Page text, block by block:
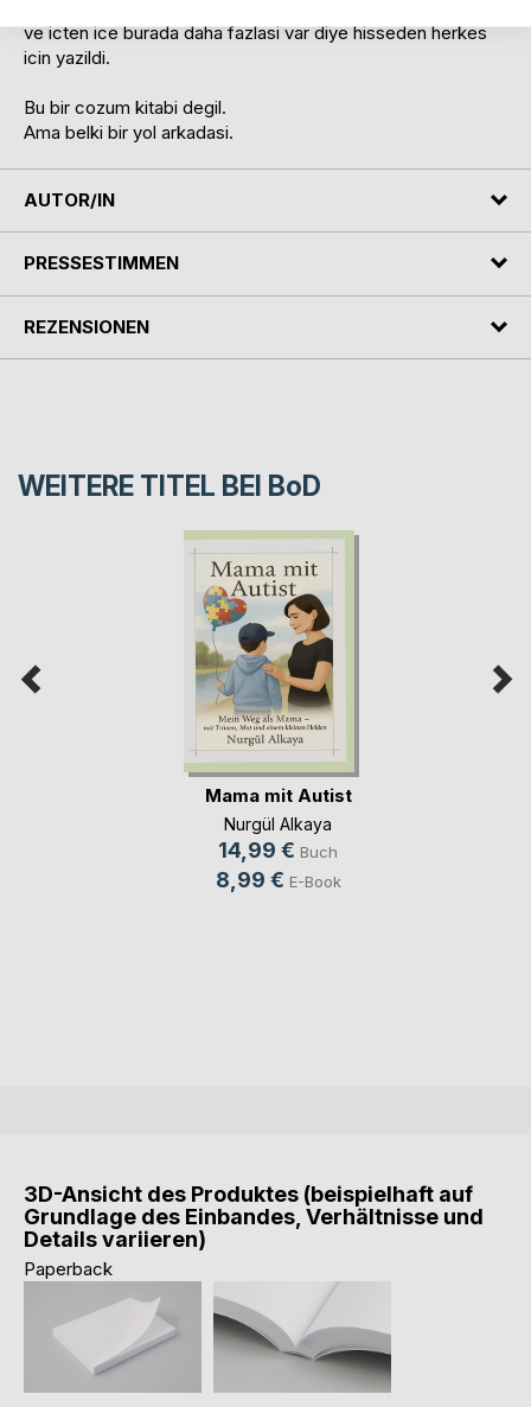
ve icten ice burada daha fazlasi var diye hisseden herkes
icin yazildi.
Bu bir cozum kitabi degil.
Ama belki bir yol arkadasi.
AUTOR/IN
PRESSESTIMMEN
REZENSIONEN
WEITERE TITEL BEI BoD
Mama mit Autist
Nurgül Alkaya
14,99 € Buch
8,99 € E-Book
3D-Ansicht des Produktes (beispielhaft auf
Grundlage des Einbandes, Verhältnisse und
Details variieren)
Paperback